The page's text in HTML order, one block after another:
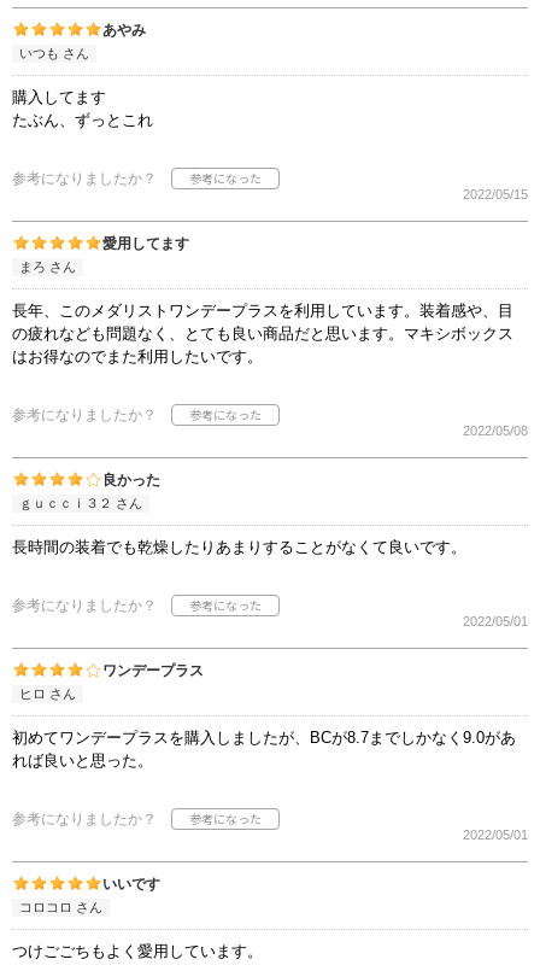
あやみ
いつも さん
購入してます
たぶん、ずっとこれ
参考になりましたか？
2022/05/15
愛用してます
まろ さん
長年、このメダリストワンデープラスを利用しています。装着感や、目
の疲れなども問題なく、とても良い商品だと思います。マキシボックス
はお得なのでまた利用したいです。
参考になりましたか？
2022/05/08
良かった
ｇｕｃｃｉ３２ さん
長時間の装着でも乾燥したりあまりすることがなくて良いです。
参考になりましたか？
2022/05/01
ワンデープラス
ヒロ さん
初めてワンデープラスを購入しましたが、BCが8.7までしかなく9.0があ
れば良いと思った。
参考になりましたか？
2022/05/01
いいです
コロコロ さん
つけごごちもよく愛用しています。